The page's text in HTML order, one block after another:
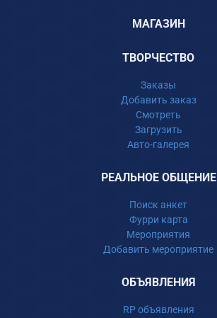
МАГАЗИН
ТВОРЧЕСТВО
Заказы
Добавить заказ
Смотреть
Загрузить
Авто-галерея
РЕАЛЬНОЕ ОБЩЕНИЕ
Поиск анкет
Фурри карта
Мероприятия
Добавить мероприятие
ОБЪЯВЛЕНИЯ
RP объявления